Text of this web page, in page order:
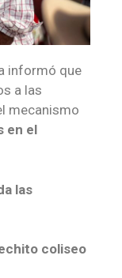
informó que
a las
mecanismo
en el
las
coliseo